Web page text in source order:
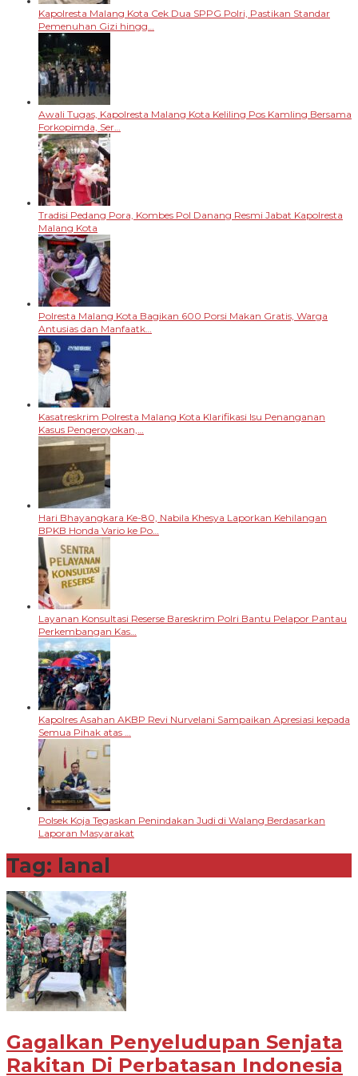
Kapolresta Malang Kota Cek Dua SPPG Polri, Pastikan Standar
Pemenuhan Gizi hingg…
Awali Tugas, Kapolresta Malang Kota Keliling Pos Kamling Bersama
Forkopimda, Ser…
Tradisi Pedang Pora, Kombes Pol Danang Resmi Jabat Kapolresta
Malang Kota
Polresta Malang Kota Bagikan 600 Porsi Makan Gratis, Warga
Antusias dan Manfaatk…
Kasatreskrim Polresta Malang Kota Klarifikasi Isu Penanganan
Kasus Pengeroyokan,…
Hari Bhayangkara Ke-80, Nabila Khesya Laporkan Kehilangan
BPKB Honda Vario ke Po…
Layanan Konsultasi Reserse Bareskrim Polri Bantu Pelapor Pantau
Perkembangan Kas…
Kapolres Asahan AKBP Revi Nurvelani Sampaikan Apresiasi kepada
Semua Pihak atas …
Polsek Koja Tegaskan Penindakan Judi di Walang Berdasarkan
Laporan Masyarakat
Tag: lanal
Gagalkan Penyeludupan Senjata
Rakitan Di Perbatasan Indonesia